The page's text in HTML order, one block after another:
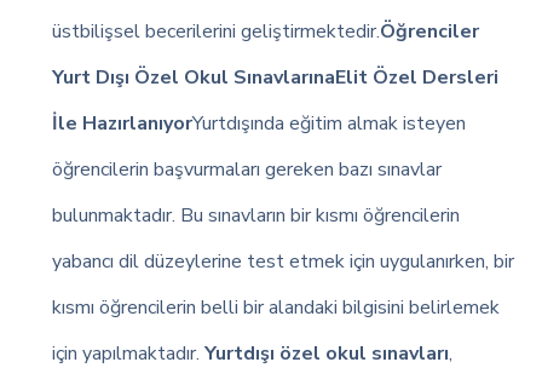
üstbilişsel becerilerini geliştirmektedir.Öğrenciler
Yurt Dışı Özel Okul SınavlarınaElit Özel Dersleri
İle HazırlanıyorYurtdışında eğitim almak isteyen
öğrencilerin başvurmaları gereken bazı sınavlar
bulunmaktadır. Bu sınavların bir kısmı öğrencilerin
yabancı dil düzeylerine test etmek için uygulanırken, bir
kısmı öğrencilerin belli bir alandaki bilgisini belirlemek
için yapılmaktadır.Yurtdışı özel okul sınavları,